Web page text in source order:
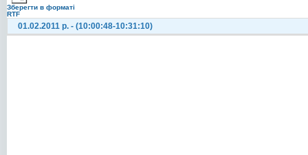
Зберегти в форматі
RTF
01.02.2011 р. - (10:00:48-10:31:10)